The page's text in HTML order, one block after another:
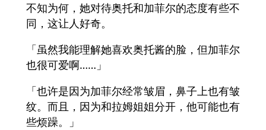
不知为何，她对待奥托和加菲尔的态度有些不
同，这让人好奇。
「虽然我能理解她喜欢奥托酱的脸，但加菲尔
也很可爱啊……」
「也许是因为加菲尔经常皱眉，鼻子上也有皱
纹。而且，因为和拉姆姐姐分开，他可能也有
些烦躁。」